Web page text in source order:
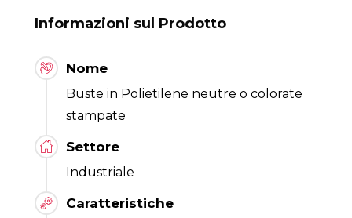
Informazioni sul Prodotto
Nome
Buste in Polietilene neutre o colorate
stampate
Settore
Industriale
Caratteristiche